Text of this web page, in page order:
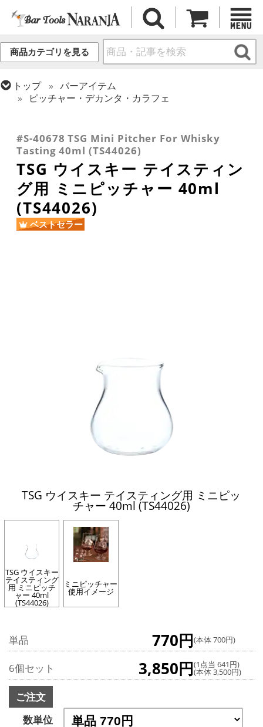
商品カテゴリを見る
トップ
バーアイテム
ピッチャー・デカンタ・カラフェ
東洋佐々木ガラス
#S-40678 TSG Mini Pitcher For Whisky
Tasting 40ml (TS44026)
TSG ウイスキー テイスティン
グ用 ミニピッチャー 40ml
(TS44026)
ベストセラー
TSG ウイスキー テイスティング用 ミニピッ
チャー 40ml (TS44026)
TSG ウイスキー
テイスティング
用 ミニピッチ
ャー 40ml
(TS44026)
ミニピッチャー
使用イメージ
単品 770円(本体 700円)
6個セット 3,850円(1点当 641円)
(本体 3,500円)
ご注文
数単位